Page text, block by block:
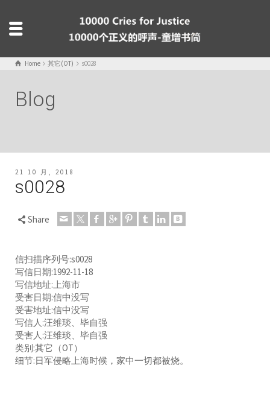
Home 其它(OT) s0028
Blog
21 10 月, 2018
s0028
Share
信扫描序列号:s0028
写信日期:1992-11-18
写信地址:上海市
受害日期:信中没写
受害地址:信中没写
写信人:汪维琰、毕自强
受害人:汪维琰、毕自强
类别:其它（OT）
细节:日军侵略上海时候，家中一切都被烧。